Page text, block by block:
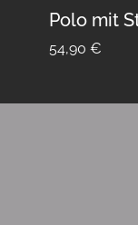
Polo mit
54,90 €